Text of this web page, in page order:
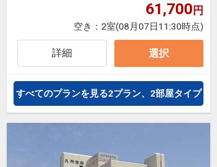
トマイルが50%貯まります。
●2026年6月1日、客室やロビー、レ
ストランなどをリニューアルしてリ
ブランドオープンいたしました。
■宿泊者特典
ミネラルウォーターをお1人様1本プ
レゼント
61,700円
空き： 2室(08月07日11:30時点)
詳細 選択
すべてのプランを見る2プラン、2部屋タイプ